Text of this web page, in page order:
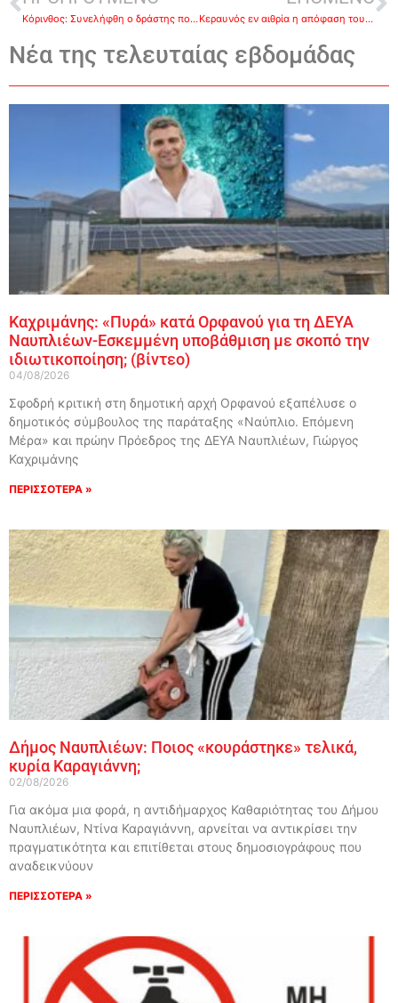
Κόρινθος: Συνελήφθη ο δράστης που απήγαγε, βίασε και επιχείρησε να κάψει ζωντανή τη γυναίκα του Κεραυνός εν αιθρία η απόφαση του ΕΛΓΑ για τις αποζημιώσεις–Σε κινητοποιήσεις οι παραγωγοί την Παρασκευή
Νέα της τελευταίας εβδομάδας
Καχριμάνης: «Πυρά» κατά Ορφανού για τη ΔΕΥΑ
Ναυπλιέων-Εσκεμμένη υποβάθμιση με σκοπό την
ιδιωτικοποίηση; (βίντεο)
04/08/2026
Σφοδρή κριτική στη δημοτική αρχή Ορφανού εξαπέλυσε ο
δημοτικός σύμβουλος της παράταξης «Ναύπλιο. Επόμενη
Μέρα» και πρώην Πρόεδρος της ΔΕΥΑ Ναυπλιέων, Γιώργος
Καχριμάνης
ΠΕΡΙΣΣΟΤΕΡΑ »
Δήμος Ναυπλιέων: Ποιος «κουράστηκε» τελικά,
κυρία Καραγιάννη;
02/08/2026
Για ακόμα μια φορά, η αντιδήμαρχος Καθαριότητας του Δήμου
Ναυπλιέων, Ντίνα Καραγιάννη, αρνείται να αντικρίσει την
πραγματικότητα και επιτίθεται στους δημοσιογράφους που
αναδεικνύουν
ΠΕΡΙΣΣΟΤΕΡΑ »